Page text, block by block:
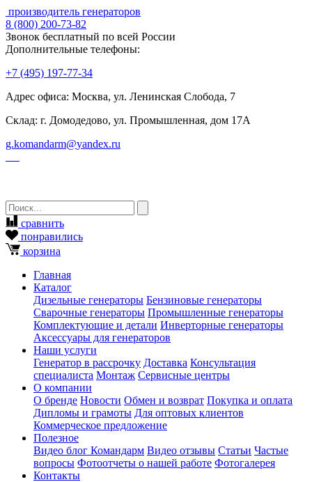
производитель генераторов
8 (800) 200-73-82
Звонок бесплатный по всей России
Дополнительные телефоны:
+7 (495) 197-77-34
Адрес офиса: Москва, ул. Ленинская Слобода, 7
Склад: г. Домодедово, ул. Промышленная, дом 17А
g.komandarm@yandex.ru
сравнить
понравились
корзина
Главная
Каталог
Дизельные генераторы Бензиновые генераторы
Сварочные генераторы Промышленные генераторы
Комплектующие и детали Инверторные генераторы
Аксессуары для генераторов
Наши услуги
Генератор в рассрочку Доставка Консультация
специалиста Монтаж Сервисные центры
О компании
О бренде Новости Обмен и возврат Покупка и оплата
Дипломы и грамоты Для оптовых клиентов
Коммерческое предложение
Полезное
Видео блог Командарм Видео отзывы Статьи Частые
вопросы Фотоотчеты о нашей работе Фотогалерея
Контакты